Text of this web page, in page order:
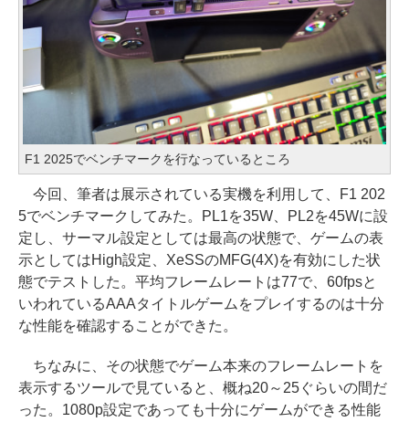
F1 2025でベンチマークを行なっているところ
今回、筆者は展示されている実機を利用して、F1 202
5でベンチマークしてみた。PL1を35W、PL2を45Wに設
定し、サーマル設定としては最高の状態で、ゲームの表
示としてはHigh設定、XeSSのMFG(4X)を有効にした状
態でテストした。平均フレームレートは77で、60fpsと
いわれているAAAタイトルゲームをプレイするのは十分
な性能を確認することができた。
ちなみに、その状態でゲーム本来のフレームレートを
表示するツールで見ていると、概ね20～25ぐらいの間だ
った。1080p設定であっても十分にゲームができる性能